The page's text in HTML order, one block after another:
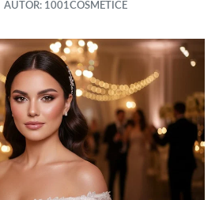
AUTOR: 1001COSMETICE